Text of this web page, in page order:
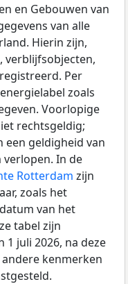
en Gebouwen van
van alle
Hierin zijn,
verblijfsobjecten,
Per
zoals
Voorlopige
rechtsgeldig;
een geldigheid van
verlopen. In de
Rotterdam zijn
zoals het
van het
tabel zijn
1 juli 2026, na deze
kenmerken